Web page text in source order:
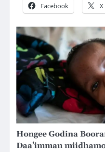
Facebook X
Hongee Godina
Daa’imman